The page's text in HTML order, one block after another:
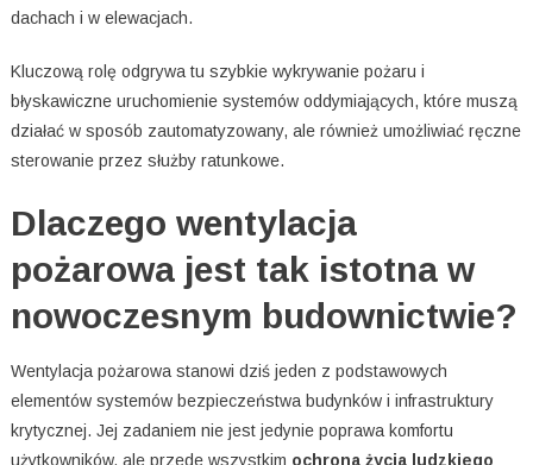
dachach i w elewacjach.
Kluczową rolę odgrywa tu szybkie wykrywanie pożaru i
błyskawiczne uruchomienie systemów oddymiających, które muszą
działać w sposób zautomatyzowany, ale również umożliwiać ręczne
sterowanie przez służby ratunkowe.
Dlaczego wentylacja
pożarowa jest tak istotna w
nowoczesnym budownictwie?
Wentylacja pożarowa stanowi dziś jeden z podstawowych
elementów systemów bezpieczeństwa budynków i infrastruktury
krytycznej. Jej zadaniem nie jest jedynie poprawa komfortu
użytkowników, ale przede wszystkim ochrona życia ludzkiego